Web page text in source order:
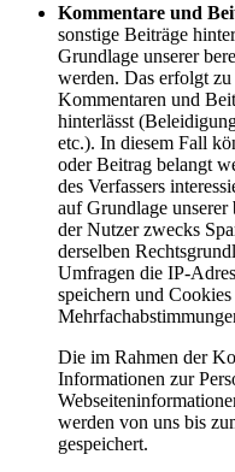
Kommentare und
sonstige Beiträge
Grundlage unserer
werden. Das erfolgt
Kommentaren und
hinterlässt
etc.). In diesem Fall
oder Beitrag belangt
des Verfassers
auf Grundlage unserer
der Nutzer zwecks
derselben
Umfragen die IP-
speichern und
Die im Rahmen der
Informationen zur
werden von uns bis
gespeichert.